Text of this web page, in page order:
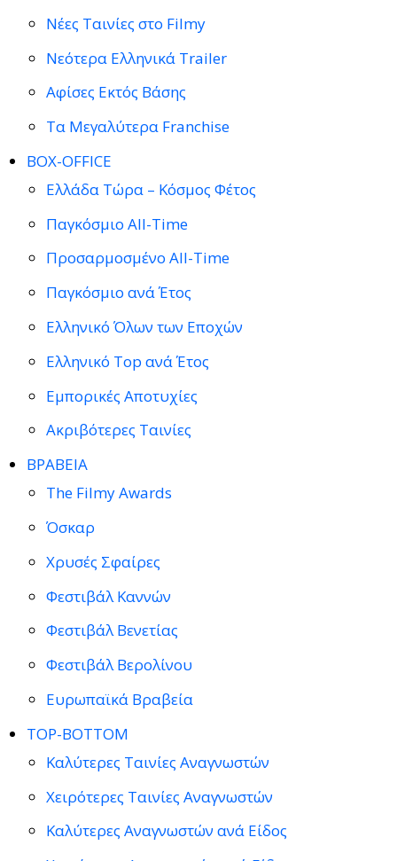
Νέες Ταινίες στο Filmy
Νεότερα Ελληνικά Trailer
Αφίσες Εκτός Βάσης
Τα Μεγαλύτερα Franchise
BOX-OFFICE
Ελλάδα Τώρα – Κόσμος Φέτος
Παγκόσμιο All-Time
Προσαρμοσμένο All-Time
Παγκόσμιο ανά Έτος
Ελληνικό Όλων των Εποχών
Ελληνικό Top ανά Έτος
Εμπορικές Αποτυχίες
Ακριβότερες Ταινίες
ΒΡΑΒΕΙΑ
The Filmy Awards
Όσκαρ
Χρυσές Σφαίρες
Φεστιβάλ Καννών
Φεστιβάλ Βενετίας
Φεστιβάλ Βερολίνου
Ευρωπαϊκά Βραβεία
TOP-BOTTOM
Καλύτερες Ταινίες Αναγνωστών
Χειρότερες Ταινίες Αναγνωστών
Καλύτερες Αναγνωστών ανά Είδος